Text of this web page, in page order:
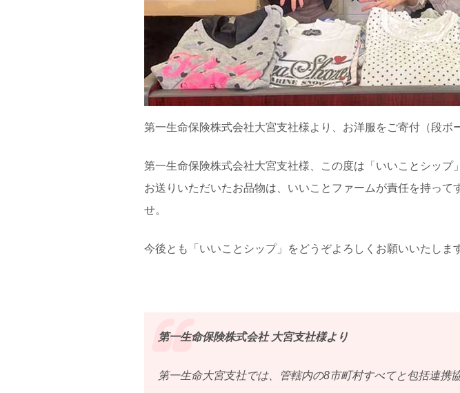
第一生命保険株式会社大宮支社様より、お洋服をご寄付（段ボ
第一生命保険株式会社大宮支社様、この度は「いいことシップ
お送りいただいたお品物は、いいことファームが責任を持っ
せ。
今後とも「いいことシップ」をどうぞよろしくお願いいたしま
第一生命保険株式会社 大宮支社様より
第一生命大宮支社では、管轄内の8市町村すべてと包括連携